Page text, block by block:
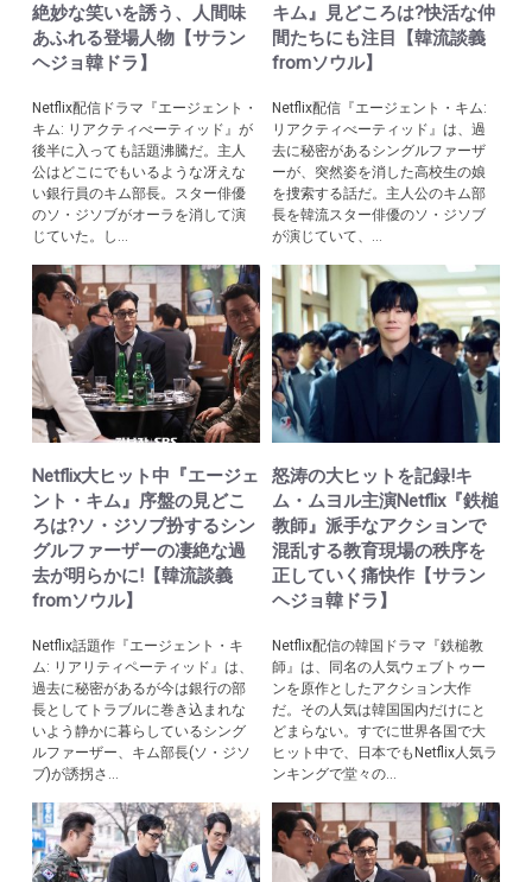
絶妙な笑いを誘う、人間味
あふれる登場人物【サラン
ヘジョ韓ドラ】
Netflix配信ドラマ『エージェント・
キム: リアクティべーティッド』が
後半に入っても話題沸騰だ。主人
公はどこにでもいるような冴えな
い銀行員のキム部長。スター俳優
のソ・ジソブがオーラを消して演
じていた。し...
キム』見どころは?快活な仲
間たちにも注目【韓流談義
fromソウル】
Netflix配信『エージェント・キム:
リアクティべーティッド』は、過
去に秘密があるシングルファーザ
ーが、突然姿を消した高校生の娘
を捜索する話だ。主人公のキム部
長を韓流スター俳優のソ・ジソブ
が演じていて、...
Netflix大ヒット中『エージェ
ント・キム』序盤の見どこ
ろは?ソ・ジソブ扮するシン
グルファーザーの凄絶な過
去が明らかに!【韓流談義
fromソウル】
Netflix話題作『エージェント・キ
ム: リアリティペーティッド』は、
過去に秘密があるが今は銀行の部
長としてトラブルに巻き込まれな
いよう静かに暮らしているシング
ルファーザー、キム部長(ソ・ジソ
ブ)が誘拐さ...
怒涛の大ヒットを記録!キ
ム・ムヨル主演Netflix『鉄槌
教師』派手なアクションで
混乱する教育現場の秩序を
正していく痛快作【サラン
ヘジョ韓ドラ】
Netflix配信の韓国ドラマ『鉄槌教
師』は、同名の人気ウェブトゥー
ンを原作としたアクション大作
だ。その人気は韓国国内だけにと
どまらない。すでに世界各国で大
ヒット中で、日本でもNetflix人気ラ
ンキングで堂々の...